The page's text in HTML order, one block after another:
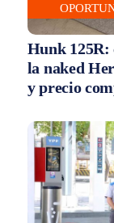
Hunk 125R:
la naked
y precio